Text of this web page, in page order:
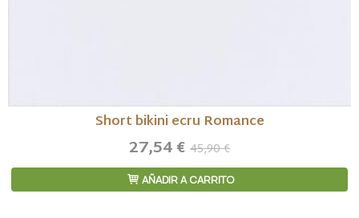
Short bikini ecru Romance
27,54 € 45,90 €
AÑADIR A CARRITO